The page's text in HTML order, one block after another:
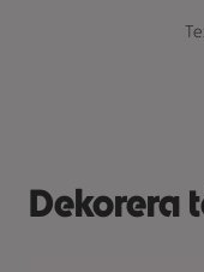
Dekorera